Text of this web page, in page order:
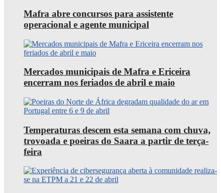
Mafra abre concursos para assistente
operacional e agente municipal
Mercados municipais de Mafra e Ericeira
encerram nos feriados de abril e maio
Temperaturas descem esta semana com chuva,
trovoada e poeiras do Saara a partir de terça-
feira